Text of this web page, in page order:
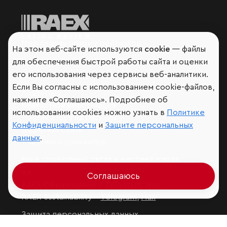
Мир сквозь призму рейтингов
Подписаться на рассылку
Обратная связь
Участники рэнкингов
RAEX Sustainability –Telegram,Max
Защита персональных данных
На этом веб-сайте используются cookie — файлы
для обеспечения быстрой работы сайта и оценки
его использования через сервисы веб-аналитики.
Если Вы согласны с использованием cookie-файлов,
нажмите «Соглашаюсь». Подробнее об
использовании cookies можно узнать в Политике
Конфиденциальности и Защите персональных
данных.
Соглашаюсь